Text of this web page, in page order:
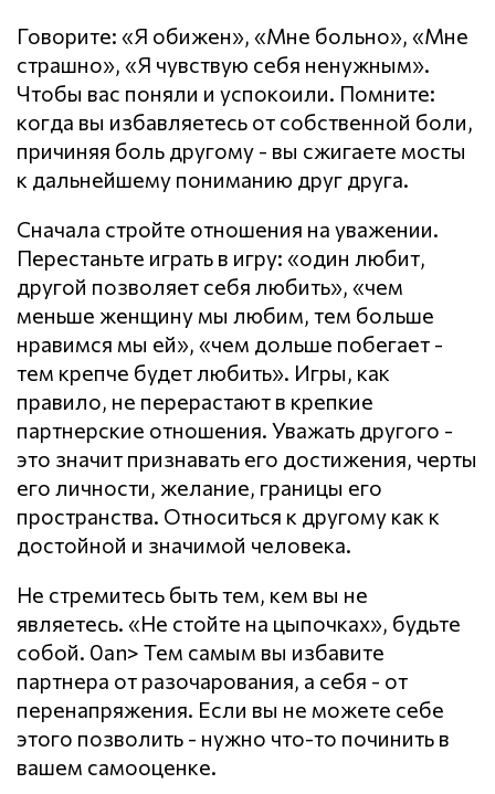
Говорите: «Я обижен», «Мне больно», «Мне
страшно», «Я чувствую себя ненужным».
Чтобы вас поняли и успокоили. Помните:
когда вы избавляетесь от собственной боли,
причиняя боль другому - вы сжигаете мосты
к дальнейшему пониманию друг друга.
Сначала стройте отношения на уважении.
Перестаньте играть в игру: «один любит,
другой позволяет себя любить», «чем
меньше женщину мы любим, тем больше
нравимся мы ей», «чем дольше побегает -
тем крепче будет любить». Игры, как
правило, не перерастают в крепкие
партнерские отношения. Уважать другого -
это значит признавать его достижения, черты
его личности, желание, границы его
пространства. Относиться к другому как к
достойной и значимой человека.
Не стремитесь быть тем, кем вы не
являетесь. «Не стойте на цыпочках», будьте
собой. 0an> Тем самым вы избавите
партнера от разочарования, а себя - от
перенапряжения. Если вы не можете себе
этого позволить - нужно что-то починить в
вашем самооценке.